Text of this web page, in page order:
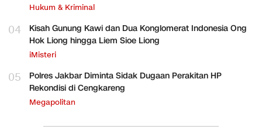
Hukum & Kriminal
04
Kisah Gunung Kawi dan Dua Konglomerat Indonesia Ong
Hok Liong hingga Liem Sioe Liong
iMisteri
05
Polres Jakbar Diminta Sidak Dugaan Perakitan HP
Rekondisi di Cengkareng
Megapolitan